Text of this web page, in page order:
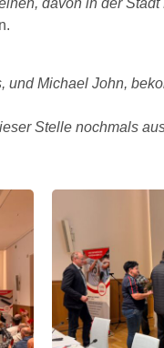
davon in der
n.
und Michael John,
Stelle nochmals